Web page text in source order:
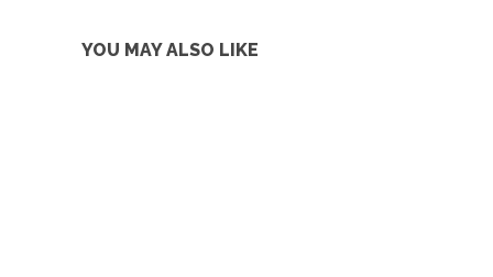
YOU MAY ALSO LIKE